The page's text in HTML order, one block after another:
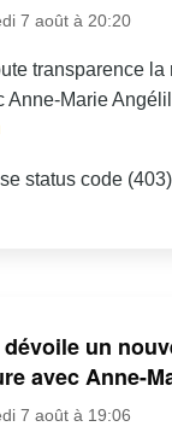
7 août à 20:20
transparence la
Anne-Marie
status code (403)
un
avec Anne-
7 août à 19:06